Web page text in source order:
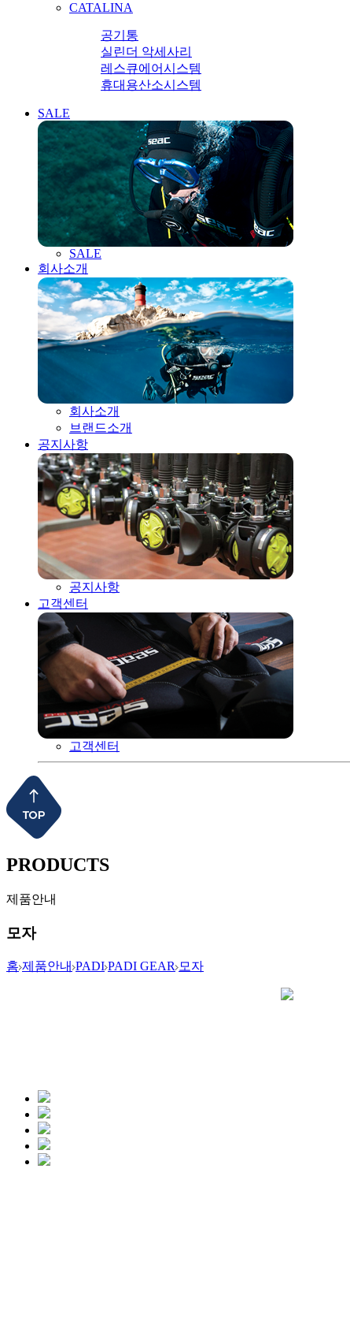
CATALINA
공기통
실린더 악세사리
레스큐에어시스템
휴대용산소시스템
SALE
SALE
회사소개
회사소개
브랜드소개
공지사항
공지사항
고객센터
고객센터
PRODUCTS
제품안내
모자
홈 제품안내 PADI PADI GEAR 모자